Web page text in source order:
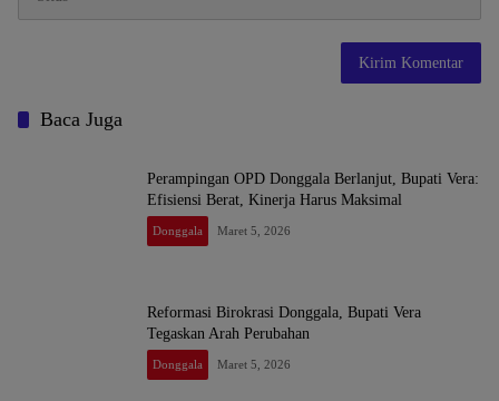
Baca Juga
Perampingan OPD Donggala Berlanjut, Bupati Vera:
Efisiensi Berat, Kinerja Harus Maksimal
Donggala Maret 5, 2026
Reformasi Birokrasi Donggala, Bupati Vera
Tegaskan Arah Perubahan
Donggala Maret 5, 2026